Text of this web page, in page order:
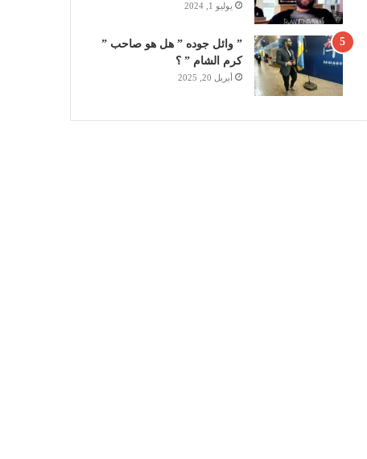
يوليو 1, 2024
” وائل جوده ” هل هو صاحب ”
كرم الشام ” ؟
أبريل 20, 2025